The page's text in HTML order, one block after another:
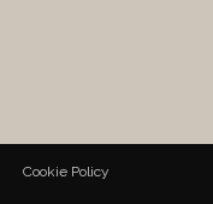
Cookie Policy